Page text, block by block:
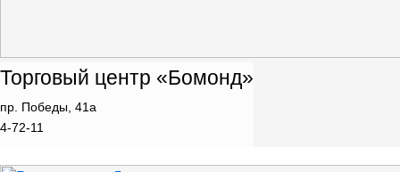
Торговый центр «Бомонд»
пр. Победы, 41а
4-72-11